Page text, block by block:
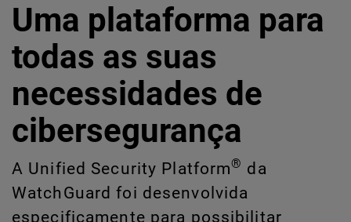
Uma plataforma para
todas as suas
necessidades de
cibersegurança
A Unified Security Platform® da
WatchGuard foi desenvolvida
especificamente para possibilitar